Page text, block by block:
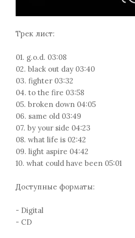
Трек лист:
01. g.o.d. 03:08
02. black out day 03:40
03. fighter 03:32
04. to the fire 03:58
05. broken down 04:05
06. same old 03:49
07. by your side 04:23
08. what life is 02:42
09. light aspire 04:42
10. what could have been 05:01
Доступные форматы:
- Digital
- CD